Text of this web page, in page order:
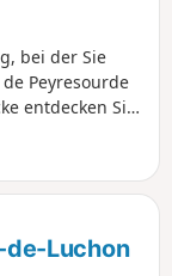
bei der Sie
Peyresourde
entdecken Sie
freien Blick
de-Luchon